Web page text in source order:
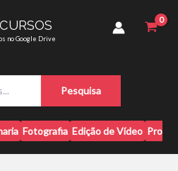
CURSOS
no Google Drive
s
q
u
i
Pesquisa
Fotografia Edição de Vídeo